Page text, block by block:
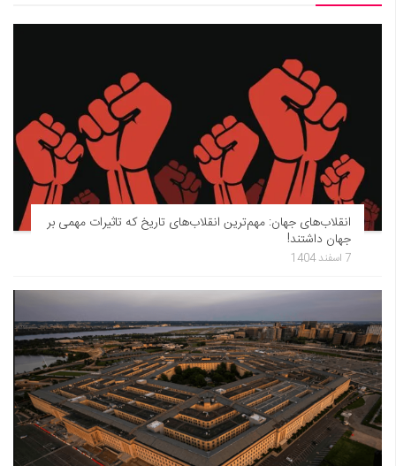
انقلاب‌های جهان: مهم‌ترین انقلاب‌های تاریخ که تاثیرات مهمی بر
جهان داشتند!
7 اسفند 1404